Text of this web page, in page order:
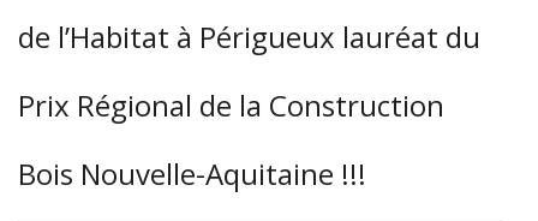
de l’Habitat à Périgueux lauréat du
Prix Régional de la Construction
Bois Nouvelle-Aquitaine !!!